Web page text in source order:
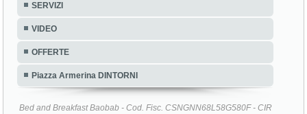
SERVIZI
VIDEO
OFFERTE
Piazza Armerina DINTORNI
Bed and Breakfast Baobab - Cod. Fisc. CSNGNN68L58G580F - CIR